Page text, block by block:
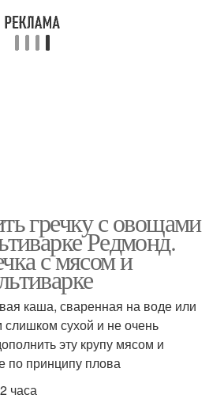
гречку с овощами
Редмонд.
с мясом и
каша, сваренная на воде или
сухой и не очень
эту крупу мясом и
по принципу плова
часа